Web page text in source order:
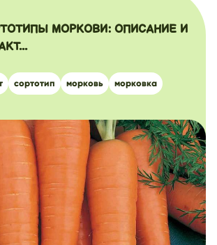
МОРКОВИ: ОПИСАНИЕ И
сортотип морковь морковка